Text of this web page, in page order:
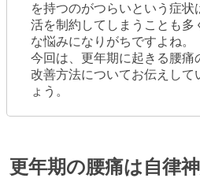
を持つのがつらいという症状
活を制約してしまうことも多
な悩みになりがちですよね。
今回は、更年期に起きる腰痛
改善方法についてお伝えして
ょう。
更年期の腰痛は自律